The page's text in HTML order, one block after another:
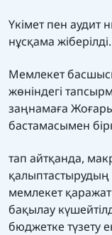
Үкімет пен
нұсқама жіберілді.
Мемлекет
жөніндегі
заңнамаға
бастамасымен
тап айтқанда,
мемлекет
бақылау
бюджетке түзету